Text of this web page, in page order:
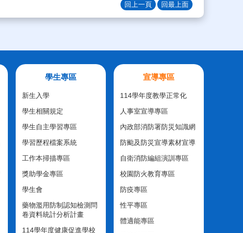
回上一頁 回最上面
學生專區
新生入學
學生相關規定
學生自主學習專區
學習歷程檔案系統
工作本掃描專區
獎助學金專區
學生會
藥物濫用防制認知檢測問
卷資料統計分析計畫
114學年度健康促進學校
宣導專區
114學年度教學正常化
人事室宣導專區
內政部消防署防災知識網
防颱及防災宣導素材宣導
自衛消防編組演訓專區
校園防火教育專區
防疫專區
性平專區
體適能專區